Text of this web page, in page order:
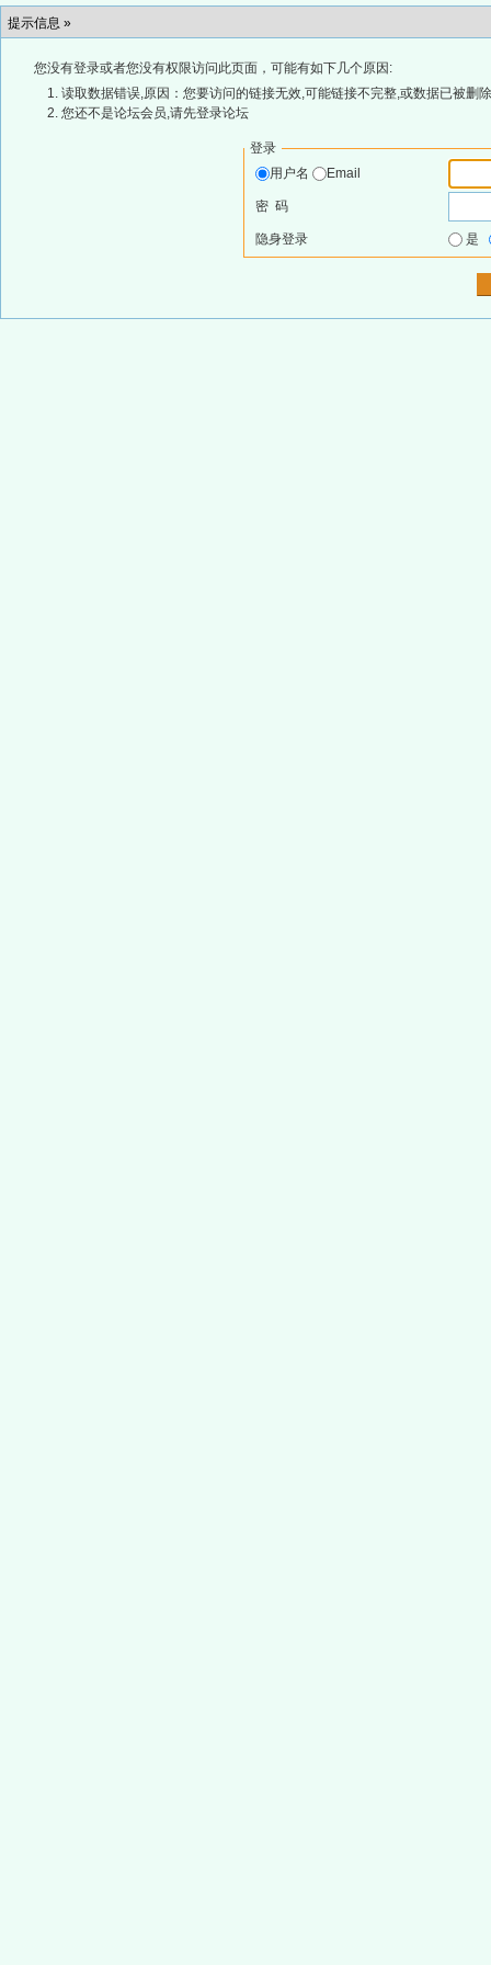
提示信息 »
您没有登录或者您没有权限访问此页面，可能有如下几个原因:
读取数据错误,原因：您要访问的链接无效,可能链接不完整,或数据已被删
您还不是论坛会员,请先登录论坛
登录
用户名
Email
密 码
隐身登录 是